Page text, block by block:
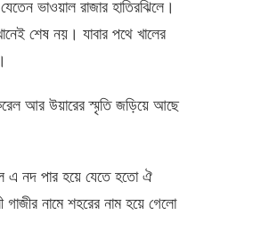
ভাওয়াল রাজার হাতিরঝিলে।
শেষ নয়। যাবার পথে খালের
আর উয়ারের স্মৃতি জড়িয়ে আছে
এ নদ পার হয়ে যেতে হতো ঐ
নামে শহরের নাম হয়ে গেলো